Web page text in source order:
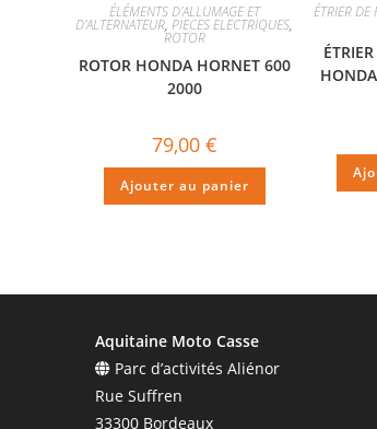
ÉLÉMENTS D'ALLUMAGE ET
D'ALTERNATEUR,PIECES ELECTRIQUES,
ROTOR
ROTOR HONDA HORNET 600
2000
79,00 €
Ajouter au panier
ÉTRIER DE
Aquitaine Moto Casse
Parc d’activités Aliénor
Rue Suffren
33300 Bordeaux